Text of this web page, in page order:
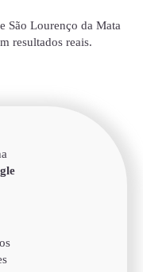
São Lourenço da Mata
resultados reais.